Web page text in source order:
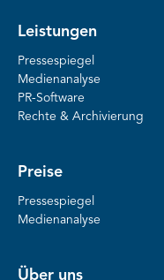
Leistungen
Pressespiegel
Medienanalyse
PR-Software
Rechte & Archivierung
Preise
Pressespiegel
Medienanalyse
Über uns